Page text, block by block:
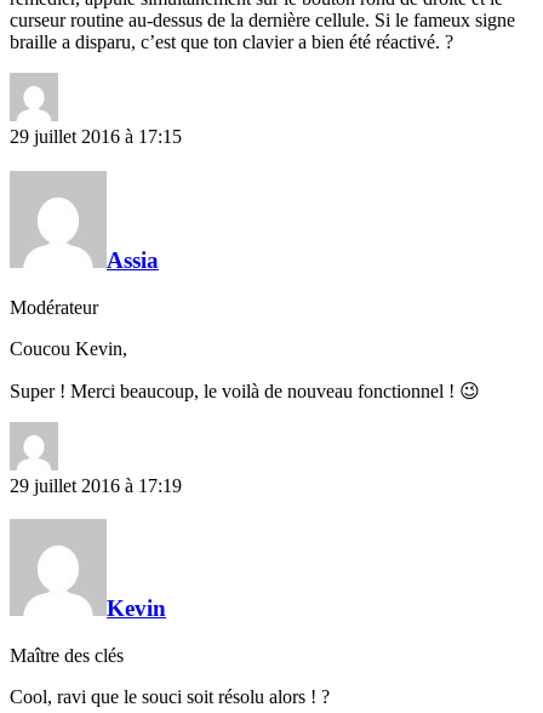
curseur routine au-dessus de la dernière cellule. Si le fameux signe
braille a disparu, c’est que ton clavier a bien été réactivé. ?
29 juillet 2016 à 17:15
Assia
Modérateur
Coucou Kevin,
Super ! Merci beaucoup, le voilà de nouveau fonctionnel ! 😉
29 juillet 2016 à 17:19
Kevin
Maître des clés
Cool, ravi que le souci soit résolu alors ! ?